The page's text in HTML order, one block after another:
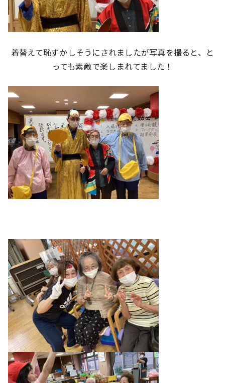
着替えて恥ずかしそうにされましたが写真を撮ると、と
っても素敵で楽しまれてました！